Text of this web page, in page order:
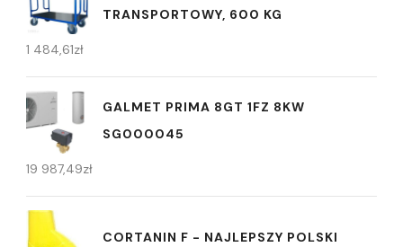
TRANSPORTOWY, 600 KG
1 484,61zł
GALMET PRIMA 8GT 1FZ 8KW
SG000045
19 987,49zł
CORTANIN F - NAJLEPSZY POLSKI